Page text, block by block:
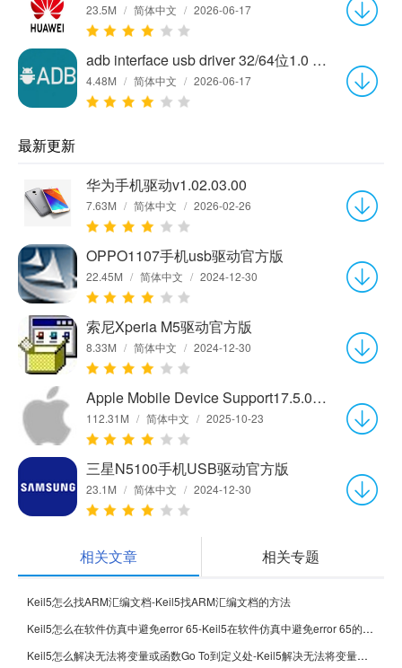
23.5M / 简体中文 / 2026-06-17
adb interface usb driver 32/64位1.0 正式版
4.48M / 简体中文 / 2026-06-17
最新更新
华为手机驱动v1.02.03.00
7.63M / 简体中文 / 2026-02-26
OPPO1107手机usb驱动官方版
22.45M / 简体中文 / 2024-12-30
索尼Xperia M5驱动官方版
8.33M / 简体中文 / 2024-12-30
Apple Mobile Device Support17.5.0.12 最新版
112.31M / 简体中文 / 2025-10-23
三星N5100手机USB驱动官方版
23.1M / 简体中文 / 2024-12-30
相关文章 相关专题
Keil5怎么找ARM汇编文档-Keil5找ARM汇编文档的方法
Keil5怎么在软件仿真中避免error 65-Keil5在软件仿真中避免error 65的方法
Keil5怎么解决无法将变量或函数Go To到定义处-Keil5解决无法将变量或函数Go To到定义处的方法